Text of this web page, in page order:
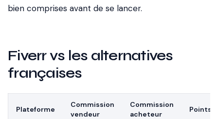
bien comprises avant de se lancer.
Fiverr vs les alternatives
françaises
Plateforme
Commission
vendeur
Commission
acheteur
Points